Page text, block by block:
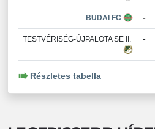
BUDAI FC -
TESTVÉRISÉG-ÚJPALOTA SE II. -
Részletes tabella